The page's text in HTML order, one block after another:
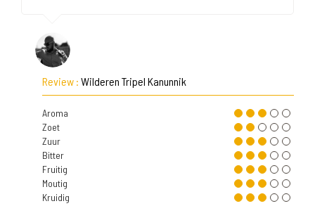
Review : Wilderen Tripel Kanunnik
Aroma
Zoet
Zuur
Bitter
Fruitig
Moutig
Kruidig